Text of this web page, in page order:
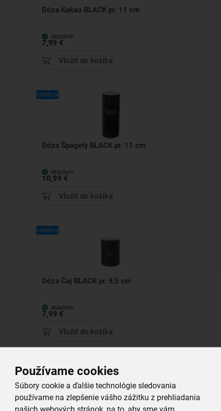
Používame cookies
Súbory cookie a ďalšie technológie sledovania
používame na zlepšenie vášho zážitku z prehliadania
našich webových stránok, na to, aby sme vám
Dóza Kakao BLACK pr. 11 cm
skladom
7,99 €
Vložiť do košíka
Kolekcia
Dóza Špagety BLACK pr. 11 cm
skladom
10,99 €
Vložiť do košíka
Kolekcia
Dóza Čaj BLACK pr. 9,5 cm
skladom
7,99 €
Vložiť do košíka
Všechny produkty
Související produkty